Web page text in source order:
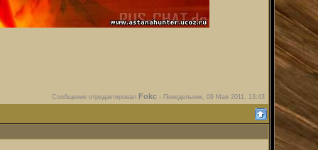
Сообщение отредактировал Fokc - Понедельник, 09 Мая 2011, 13:43